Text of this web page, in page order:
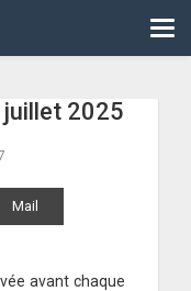
juillet 2025
Mail
avant chaque